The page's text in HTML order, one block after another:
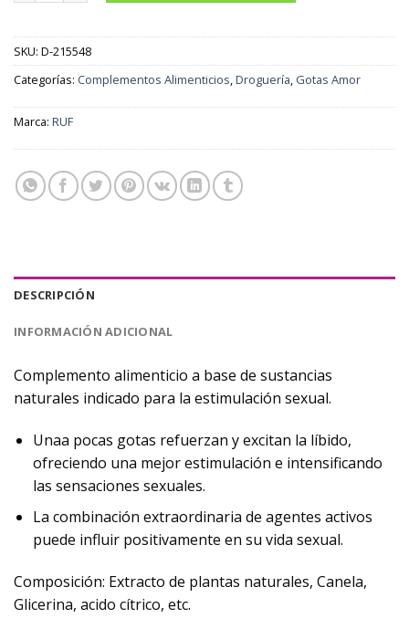
SKU: D-215548
Categorías: Complementos Alimenticios,Droguería, Gotas Amor
Marca: RUF
DESCRIPCIÓN
INFORMACIÓN ADICIONAL
Complemento alimenticio a base de sustancias
naturales indicado para la estimulación sexual.
Unaa pocas gotas refuerzan y excitan la líbido,
ofreciendo una mejor estimulación e intensificando
las sensaciones sexuales.
La combinación extraordinaria de agentes activos
puede influir positivamente en su vida sexual.
Composición: Extracto de plantas naturales, Canela,
Glicerina, acido cítrico, etc.